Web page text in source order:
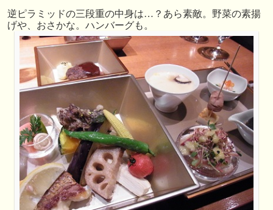
逆ピラミッドの三段重の中身は…？あら素敵。野菜の素揚
げや、おさかな。ハンバーグも。